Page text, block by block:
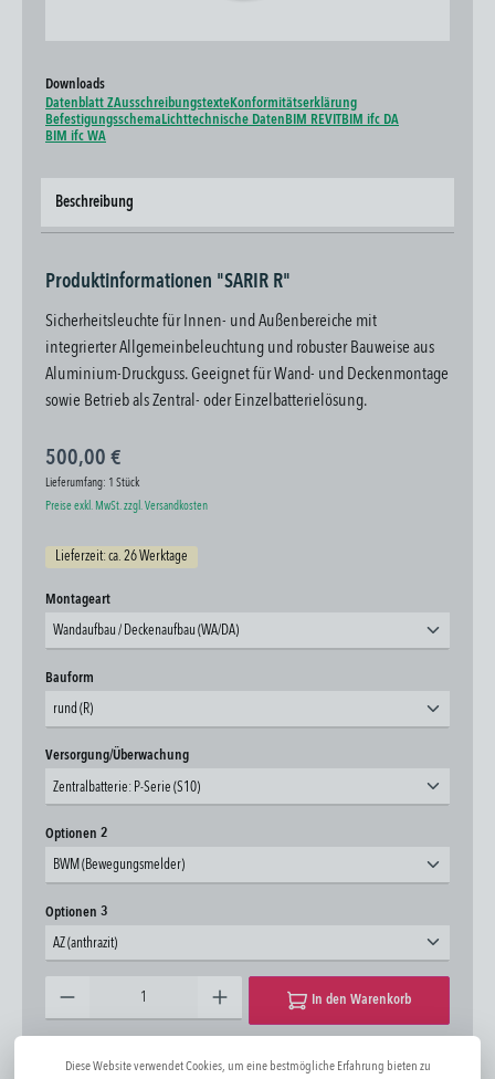
Downloads
Datenblatt ZAusschreibungstexteKonformitätserklärung
Befestigungsschema Lichttechnische Daten BIM REVITBIM ifc DA
BIM ifc WA
Beschreibung
Produktinformationen "SARIR R"
Sicherheitsleuchte für Innen- und Außenbereiche mit
integrierter Allgemeinbeleuchtung und robuster Bauweise aus
Aluminium-Druckguss. Geeignet für Wand- und Deckenmontage
sowie Betrieb als Zentral- oder Einzelbatterielösung.
500,00 €
Lieferumfang: 1 Stück
Preise exkl. MwSt. zzgl. Versandkosten
Lieferzeit: ca. 26 Werktage
Montageartauswählen
Wandaufbau / Deckenaufbau (WA/DA)
Bauform
rund (R)
Versorgung/Überwachungauswählen
Zentralbatterie: P-Serie (S10)
Optionen 2
BWM (Bewegungsmelder)
Optionen 3
AZ (anthrazit)
In den Warenkorb
Zum Merkzettel hinzufügen Frage zum Artikel
Diese Website verwendet Cookies, um eine bestmögliche Erfahrung bieten zu